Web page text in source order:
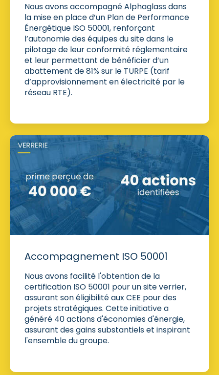
Nous avons accompagné Alphaglass dans
la mise en place d’un Plan de Performance
Énergétique ISO 50001, renforçant
l’autonomie des équipes du site dans le
pilotage de leur conformité réglementaire
et leur permettant de bénéficier d’un
abattement de 81% sur le TURPE (tarif
d’approvisionnement en électricité par le
réseau RTE).
Accompagnement ISO 50001
Nous avons facilité l'obtention de la
certification ISO 50001 pour un site verrier,
assurant son éligibilité aux CEE pour des
projets stratégiques. Cette initiative a
généré 40 actions d'économies d'énergie,
assurant des gains substantiels et inspirant
l'ensemble du groupe.